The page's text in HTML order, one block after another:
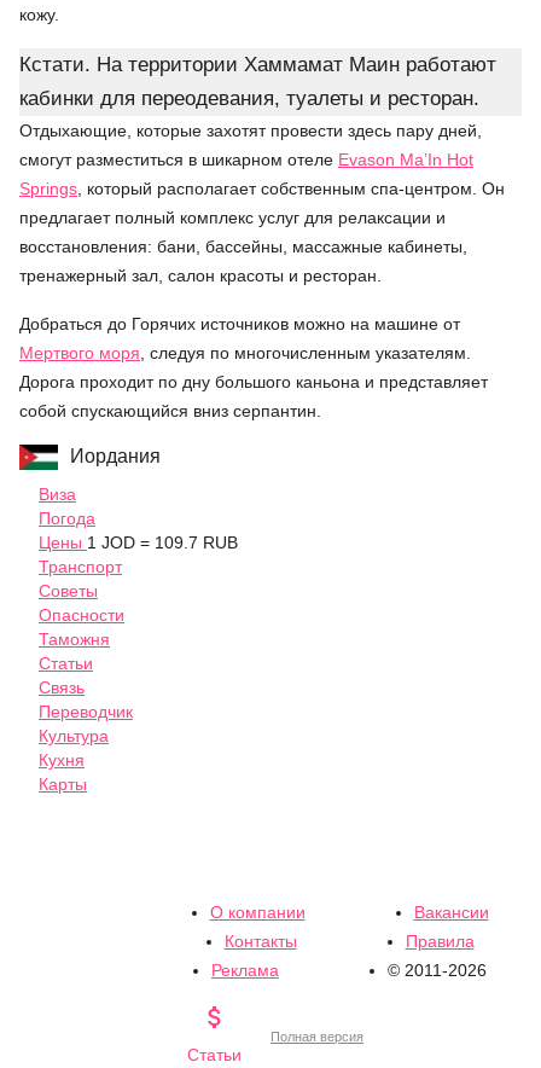
кожу.
Кстати. На территории Хаммамат Маин работают
кабинки для переодевания, туалеты и ресторан.
Отдыхающие, которые захотят провести здесь пару дней,
смогут разместиться в шикарном отеле Evason Ma’In Hot
Springs, который располагает собственным спа-центром. Он
предлагает полный комплекс услуг для релаксации и
восстановления: бани, бассейны, массажные кабинеты,
тренажерный зал, салон красоты и ресторан.
Добраться до Горячих источников можно на машине от
Мертвого моря, следуя по многочисленным указателям.
Дорога проходит по дну большого каньона и представляет
собой спускающийся вниз серпантин.
Иордания
Виза
Погода
Цены 1 JOD = 109.7 RUB
Транспорт
Советы
Опасности
Таможня
Статьи
Связь
Переводчик
Культура
Кухня
Карты
О компании
Вакансии
Контакты
Правила
Реклама
© 2011-2026

Статьи
Полная версия